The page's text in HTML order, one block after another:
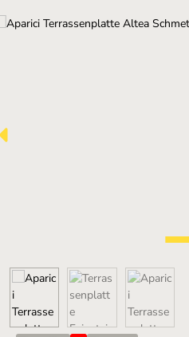
Bildergalerie überspringen